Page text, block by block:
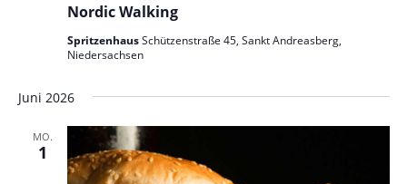
Nordic Walking
SpritzenhausSchützenstraße 45, Sankt Andreasberg,
Niedersachsen
Juni 2026
MO.
1